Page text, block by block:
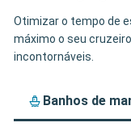
Otimizar o tempo de
máximo o seu
incontornáveis.
Banhos de